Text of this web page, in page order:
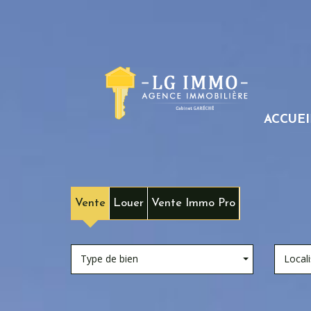
Vente Louer Vente Immo Pro
Type de bien